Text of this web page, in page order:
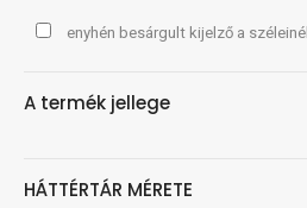
enyhén besárgult kijelző a széleinél
A termék jellege
HÁTTÉRTÁR MÉRETE